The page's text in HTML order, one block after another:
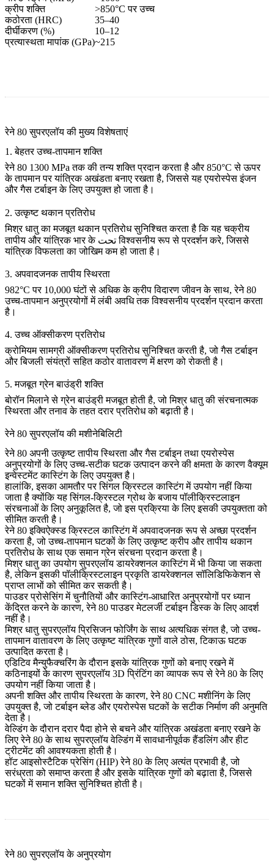
क्रीप शक्ति
>850°C पर उच्च
कठोरता (HRC)
35–40
दीर्घीकरण (%)
10–12
प्रत्यास्थता मापांक (GPa)~215
रेने 80 सुपरएलॉय की मुख्य विशेषताएं
1. बेहतर उच्च-तापमान शक्ति
रेने 80 1300 MPa तक की तन्य शक्ति प्रदान करता है और 850°C से ऊपर
के तापमान पर यांत्रिक अखंडता बनाए रखता है, जिससे यह एयरोस्पेस इंजन
और गैस टर्बाइन के लिए उपयुक्त हो जाता है।
2. उत्कृष्ट थकान प्रतिरोध
मिश्र धातु का मजबूत थकान प्रतिरोध सुनिश्चित करता है कि यह चक्रीय
तापीय और यांत्रिक भार के تحت विश्वसनीय रूप से प्रदर्शन करे, जिससे
यांत्रिक विफलता का जोखिम कम हो जाता है।
3. अपवादजनक तापीय स्थिरता
982°C पर 10,000 घंटों से अधिक के क्रीप विदारण जीवन के साथ, रेने 80
उच्च-तापमान अनुप्रयोगों में लंबी अवधि तक विश्वसनीय प्रदर्शन प्रदान करता
है।
4. उच्च ऑक्सीकरण प्रतिरोध
क्रोमियम सामग्री ऑक्सीकरण प्रतिरोध सुनिश्चित करती है, जो गैस टर्बाइन
और बिजली संयंत्रों सहित कठोर वातावरण में क्षरण को रोकती है।
5. मजबूत ग्रेन बाउंड्री शक्ति
बोरॉन मिलाने से ग्रेन बाउंड्री मजबूत होती है, जो मिश्र धातु की संरचनात्मक
स्थिरता और तनाव के तहत दरार प्रतिरोध को बढ़ाती है।
रेने 80 सुपरएलॉय की मशीनेबिलिटी
रेने 80 अपनी उत्कृष्ट तापीय स्थिरता और गैस टर्बाइन तथा एयरोस्पेस
अनुप्रयोगों के लिए उच्च-सटीक घटक उत्पादन करने की क्षमता के कारणवैक्यूम
इन्वेस्टमेंट कास्टिंगके लिए उपयुक्त है।
हालांकि, इसका आमतौर परसिंगल क्रिस्टल कास्टिंगमें उपयोग नहीं किया
जाता है क्योंकि यह सिंगल-क्रिस्टल ग्रोथ के बजाय पॉलीक्रिस्टलाइन
संरचनाओं के लिए अनुकूलित है, जो इस प्रक्रिया के लिए इसकी उपयुक्तता को
सीमित करती है।
रेने 80इक्विऐक्स्ड क्रिस्टल कास्टिंगमें अपवादजनक रूप से अच्छा प्रदर्शन
करता है, जो उच्च-तापमान घटकों के लिए उत्कृष्ट क्रीप और तापीय थकान
प्रतिरोध के साथ एक समान ग्रेन संरचना प्रदान करता है।
मिश्र धातु का उपयोगसुपरएलॉय डायरेक्शनल कास्टिंगमें भी किया जा सकता
है, लेकिन इसकी पॉलीक्रिस्टलाइन प्रकृति डायरेक्शनल सॉलिडिफिकेशन से
प्राप्त लाभों को सीमित कर सकती है।
पाउडर प्रोसेसिंग में चुनौतियों और कास्टिंग-आधारित अनुप्रयोगों पर ध्यान
केंद्रित करने के कारण, रेने 80पाउडर मेटलर्जी टर्बाइन डिस्कके लिए आदर्श
नहीं है।
मिश्र धातुसुपरएलॉय प्रिसिजन फोर्जिंगके साथ अत्यधिक संगत है, जो उच्च-
तापमान वातावरण के लिए उत्कृष्ट यांत्रिक गुणों वाले ठोस, टिकाऊ घटक
उत्पादित करता है।
एडिटिव मैन्युफैक्चरिंग के दौरान इसके यांत्रिक गुणों को बनाए रखने में
कठिनाइयों के कारणसुपरएलॉय 3D प्रिंटिंगका व्यापक रूप से रेने 80 के लिए
उपयोग नहीं किया जाता है।
अपनी शक्ति और तापीय स्थिरता के कारण, रेने 80 CNC मशीनिंगके लिए
उपयुक्त है, जो टर्बाइन ब्लेड और एयरोस्पेस घटकों के सटीक निर्माण की अनुमति
देता है।
वेल्डिंग के दौरान दरार पैदा होने से बचने और यांत्रिक अखंडता बनाए रखने के
लिए रेने 80 के साथसुपरएलॉय वेल्डिंगमें सावधानीपूर्वक हैंडलिंग और हीट
ट्रीटमेंट की आवश्यकता होती है।
हॉट आइसोस्टैटिक प्रेसिंग (HIP)रेने 80 के लिए अत्यंत प्रभावी है, जो
सरंध्रता को समाप्त करता है और इसके यांत्रिक गुणों को बढ़ाता है, जिससे
घटकों में समान शक्ति सुनिश्चित होती है।
रेने 80 सुपरएलॉय के अनुप्रयोग